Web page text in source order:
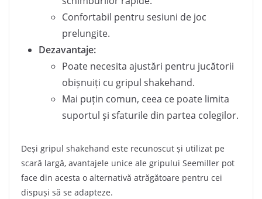
Confortabil pentru sesiuni de joc
prelungite.
Dezavantaje:
Poate necesita ajustări pentru jucătorii
obișnuiți cu gripul shakehand.
Mai puțin comun, ceea ce poate limita
suportul și sfaturile din partea colegilor.
Deși gripul shakehand este recunoscut și utilizat pe
scară largă, avantajele unice ale gripului Seemiller pot
face din acesta o alternativă atrăgătoare pentru cei
dispuși să se adapteze.